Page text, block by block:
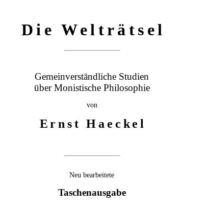
Die Welträtsel
Gemeinverständliche Studien
über Monistische Philosophie
von
Ernst Haeckel
Neu bearbeitete
Taschenausgabe